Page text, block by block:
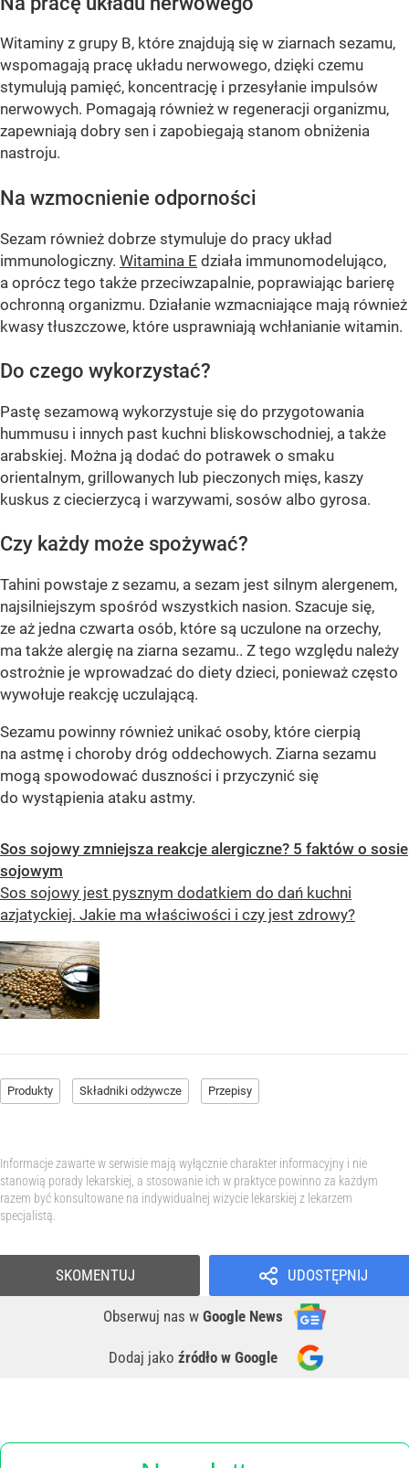
Witaminy z grupy B, które znajdują się w ziarnach sezamu,
wspomagają pracę układu nerwowego, dzięki czemu
stymulują pamięć, koncentrację i przesyłanie impulsów
nerwowych. Pomagają również w regeneracji organizmu,
zapewniają dobry sen i zapobiegają stanom obniżenia
nastroju.
Na wzmocnienie odporności
Sezam również dobrze stymuluje do pracy układ
immunologiczny. Witamina E działa immunomodelująco,
a oprócz tego także przeciwzapalnie, poprawiając barierę
ochronną organizmu. Działanie wzmacniające mają również
kwasy tłuszczowe, które usprawniają wchłanianie witamin.
Do czego wykorzystać?
Pastę sezamową wykorzystuje się do przygotowania
hummusu i innych past kuchni bliskowschodniej, a także
arabskiej. Można ją dodać do potrawek o smaku
orientalnym, grillowanych lub pieczonych mięs, kaszy
kuskus z ciecierzycą i warzywami, sosów albo gyrosa.
Czy każdy może spożywać?
Tahini powstaje z sezamu, a sezam jest silnym alergenem,
najsilniejszym spośród wszystkich nasion. Szacuje się,
ze aż jedna czwarta osób, które są uczulone na orzechy,
ma także alergię na ziarna sezamu.. Z tego względu należy
ostrożnie je wprowadzać do diety dzieci, ponieważ często
wywołuje reakcję uczulającą.
Sezamu powinny również unikać osoby, które cierpią
na astmę i choroby dróg oddechowych. Ziarna sezamu
mogą spowodować duszności i przyczynić się
do wystąpienia ataku astmy.
Sos sojowy zmniejsza reakcje alergiczne? 5 faktów o sosie
sojowym
Sos sojowy jest pysznym dodatkiem do dań kuchni
azjatyckiej. Jakie ma właściwości i czy jest zdrowy?
Produkty Składniki odżywcze Przepisy
Informacje zawarte w serwisie mają wyłącznie charakter informacyjny i nie
stanowią porady lekarskiej, a stosowanie ich w praktyce powinno za każdym
razem być konsultowane na indywidualnej wizycie lekarskiej z lekarzem
specjalistą.
UDOSTĘPNIJ
Obserwuj nas w Google News
Dodaj jako źródło w Google
SKOMENTUJ